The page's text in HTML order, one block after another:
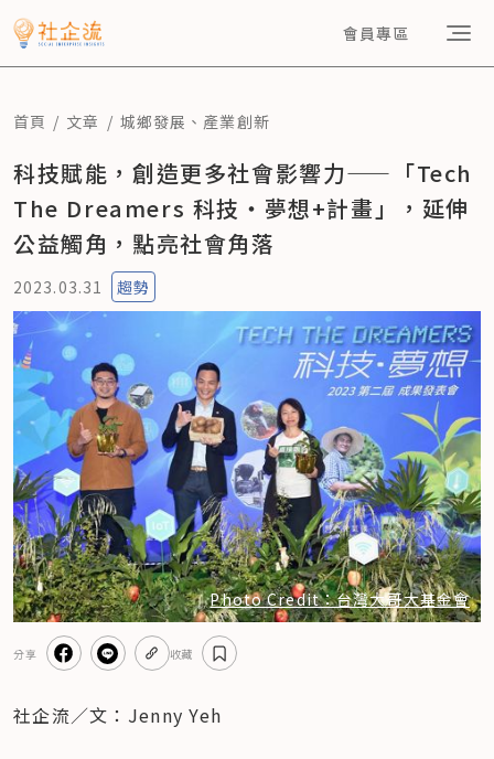
會員專區
首頁 文章 城鄉發展 、 產業創新
科技賦能，創造更多社會影響力——「Tech
The Dreamers 科技‧夢想+計畫」，延伸
公益觸角，點亮社會角落
2023.03.31 趨勢
Photo Credit：台灣大哥大基金會
分享 收藏
社企流／文：Jenny Yeh